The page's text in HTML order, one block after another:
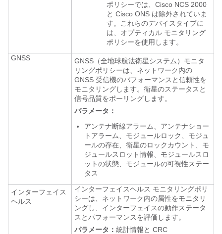
ポリシーでは、Cisco NCS 2000
と Cisco ONS は除外されていま
す。これらのデバイスタイプに
は、オプティカル モニタリング
ポリシーを使用します。
GNSS
GNSS（全地球航法衛星システム）モニタ
リングポリシーは、ネットワーク内の
GNSS 受信機のパフォーマンスと信頼性を
モニタリングします。衛星のステータスと
信号品質をポーリングします。
パラメータ：
アンテナ断線アラーム、アンテナショー
トアラーム、モジュールロック、モジュ
ールの存在、衛星のロックカウント、モ
ジュールスロット情報、モジュールスロ
ットの状態、モジュールの可視性ステー
タス
インターフェイス
ヘルス
インターフェイスヘルス モニタリングポリ
シーは、ネットワーク内の属性をモニタリ
ングし、インターフェイスの動作ステータ
スとパフォーマンスを評価します。
パラメータ： 統計情報と CRC